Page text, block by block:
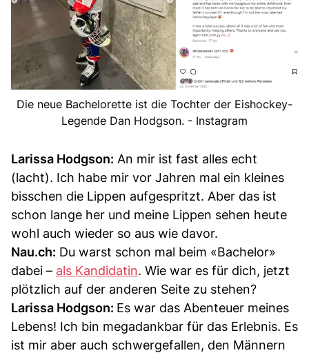
Die neue Bachelorette ist die Tochter der Eishockey-
Legende Dan Hodgson. - Instagram
Larissa Hodgson: An mir ist fast alles echt
(lacht). Ich habe mir vor Jahren mal ein kleines
bisschen die Lippen aufgespritzt. Aber das ist
schon lange her und meine Lippen sehen heute
wohl auch wieder so aus wie davor.
Nau.ch: Du warst schon mal beim «Bachelor»
dabei – als Kandidatin. Wie war es für dich, jetzt
plötzlich auf der anderen Seite zu stehen?
Larissa Hodgson: Es war das Abenteuer meines
Lebens! Ich bin megadankbar für das Erlebnis. Es
ist mir aber auch schwergefallen, den Männern